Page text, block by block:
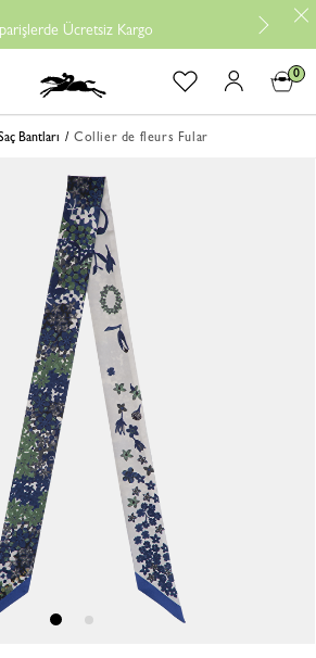
Ücretsiz Kargo
0
Bantları Collier de fleurs Fular